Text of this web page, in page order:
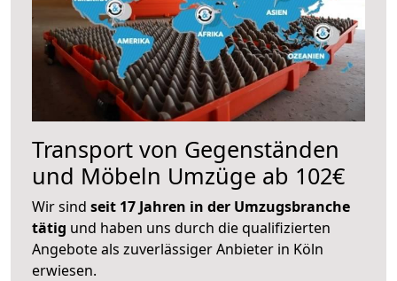
Transport von Gegenständen
und Möbeln Umzüge ab 102€
Wir sind seit 17 Jahren in der Umzugsbranche
tätig und haben uns durch die qualifizierten
Angebote als zuverlässiger Anbieter in Köln
erwiesen.